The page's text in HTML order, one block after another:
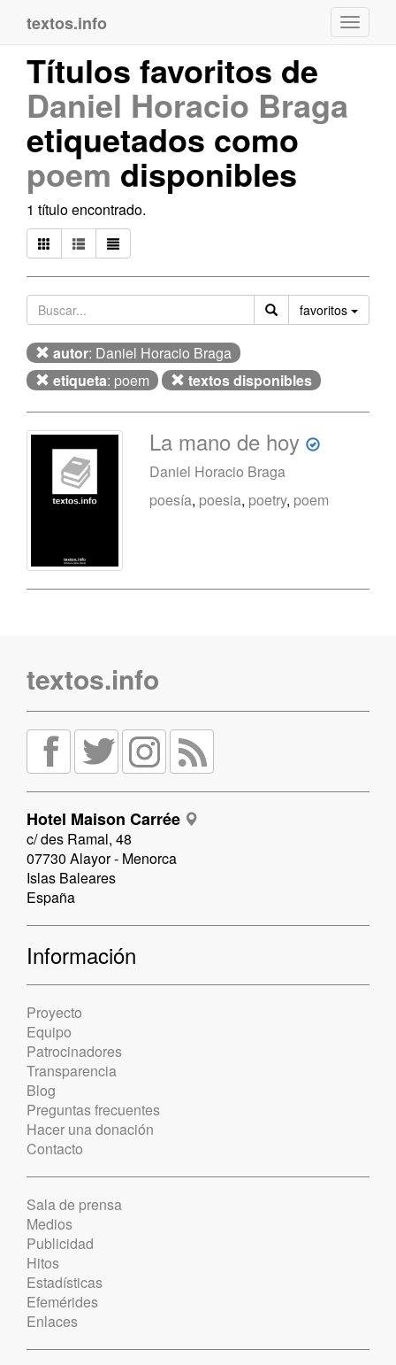
textos.info
Títulos favoritos de
Daniel Horacio Braga
etiquetados como
poem disponibles
1 título encontrado.
favoritos
autor: Daniel Horacio Braga
etiqueta: poem textos disponibles
La mano de hoy
Daniel Horacio Braga
poesía, poesia, poetry, poem
textos.info
Hotel Maison Carrée
c/ des Ramal, 48
07730 Alayor - Menorca
Islas Baleares
España
Información
Proyecto
Equipo
Patrocinadores
Transparencia
Blog
Preguntas frecuentes
Hacer una donación
Contacto
Sala de prensa
Medios
Publicidad
Hitos
Estadísticas
Efemérides
Enlaces